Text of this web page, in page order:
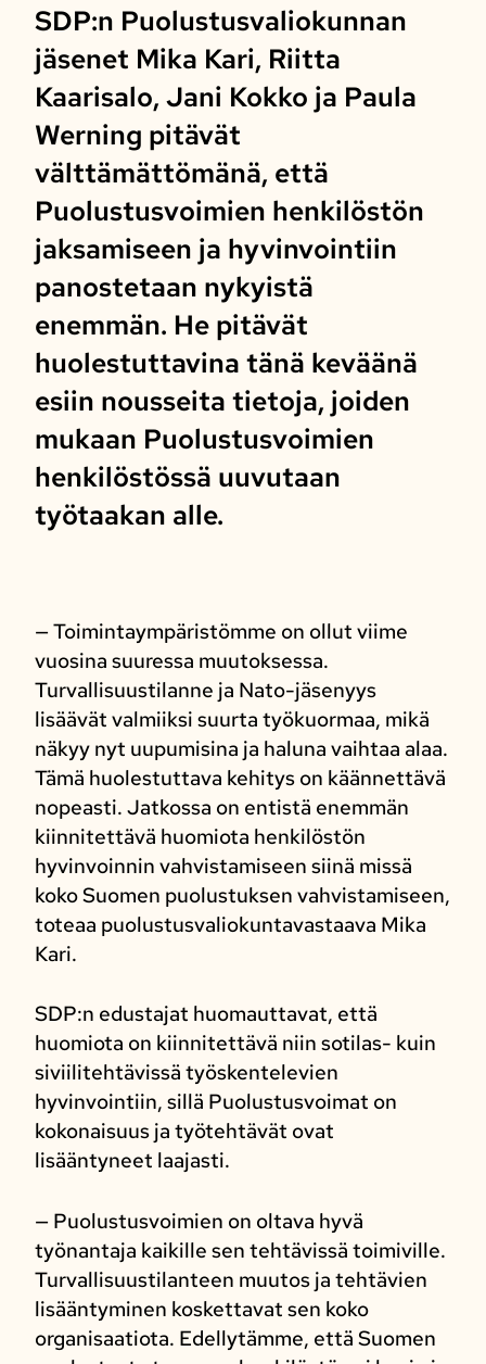
SDP:n Puolustusvaliokunnan
jäsenet Mika Kari, Riitta
Kaarisalo, Jani Kokko ja Paula
Werning pitävät
välttämättömänä, että
Puolustusvoimien henkilöstön
jaksamiseen ja hyvinvointiin
panostetaan nykyistä
enemmän. He pitävät
huolestuttavina tänä keväänä
esiin nousseita tietoja, joiden
mukaan Puolustusvoimien
henkilöstössä uuvutaan
työtaakan alle.
— Toimintaympäristömme on ollut viime
vuosina suuressa muutoksessa.
Turvallisuustilanne ja Nato-jäsenyys
lisäävät valmiiksi suurta työkuormaa, mikä
näkyy nyt uupumisina ja haluna vaihtaa alaa.
Tämä huolestuttava kehitys on käännettävä
nopeasti. Jatkossa on entistä enemmän
kiinnitettävä huomiota henkilöstön
hyvinvoinnin vahvistamiseen siinä missä
koko Suomen puolustuksen vahvistamiseen,
toteaa puolustusvaliokuntavastaava Mika
Kari.
SDP:n edustajat huomauttavat, että
huomiota on kiinnitettävä niin sotilas- kuin
siviilitehtävissä työskentelevien
hyvinvointiin, sillä Puolustusvoimat on
kokonaisuus ja työtehtävät ovat
lisääntyneet laajasti.
— Puolustusvoimien on oltava hyvä
työnantaja kaikille sen tehtävissä toimiville.
Turvallisuustilanteen muutos ja tehtävien
lisääntyminen koskettavat sen koko
organisaatiota. Edellytämme, että Suomen